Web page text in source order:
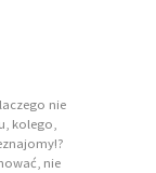
nie
kolego,
nie